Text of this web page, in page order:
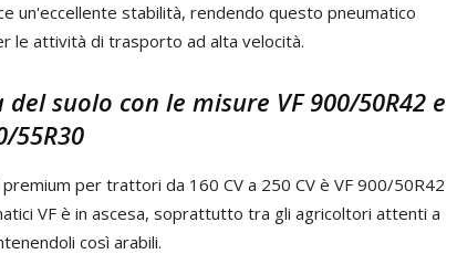
un'eccellente stabilità, rendendo questo pneumatico
le attività di trasporto ad alta velocità.
del suolo con le misure VF 900/50R42 e
55R30
per trattori da 160 CV a 250 CV è VF 900/50R42
VF è in ascesa, soprattutto tra gli agricoltori attenti a
così arabili.